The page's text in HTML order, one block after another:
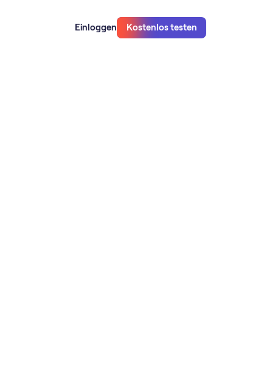
Einloggen Kostenlos testen